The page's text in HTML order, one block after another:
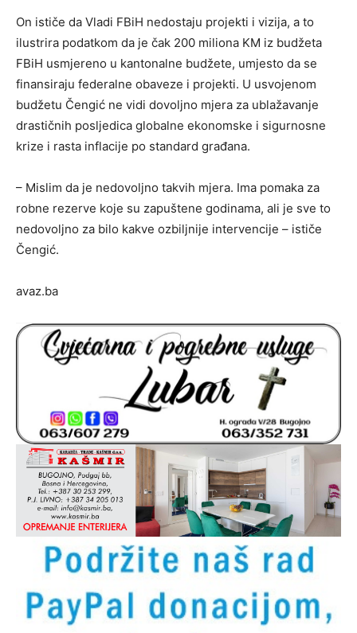
On ističe da Vladi FBiH nedostaju projekti i vizija, a to
ilustrira podatkom da je čak 200 miliona KM iz budžeta
FBiH usmjereno u kantonalne budžete, umjesto da se
finansiraju federalne obaveze i projekti. U usvojenom
budžetu Čengić ne vidi dovoljno mjera za ublažavanje
drastičnih posljedica globalne ekonomske i sigurnosne
krize i rasta inflacije po standard građana.
– Mislim da je nedovoljno takvih mjera. Ima pomaka za
robne rezerve koje su zapuštene godinama, ali je sve to
nedovoljno za bilo kakve ozbiljnije intervencije – ističe
Čengić.
avaz.ba